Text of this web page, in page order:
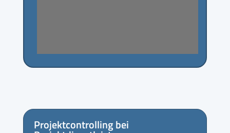
Projektcontrolling bei